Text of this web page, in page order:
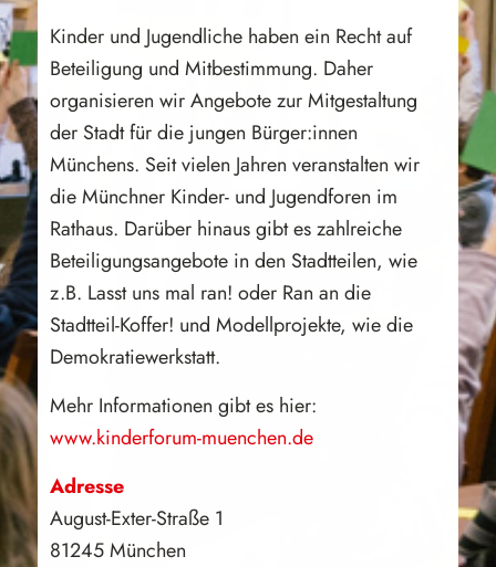
Kinder und Jugendliche haben ein Recht auf
Beteiligung und Mitbestimmung. Daher
organisieren wir Angebote zur Mitgestaltung
der Stadt für die jungen Bürger:innen
Münchens. Seit vielen Jahren veranstalten wir
die Münchner Kinder- und Jugendforen im
Rathaus. Darüber hinaus gibt es zahlreiche
Beteiligungsangebote in den Stadtteilen, wie
z.B. Lasst uns mal ran! oder Ran an die
Stadtteil-Koffer! und Modellprojekte, wie die
Demokratiewerkstatt.
Mehr Informationen gibt es hier:
www.kinderforum-muenchen.de
Adresse
August-Exter-Straße 1
81245 München